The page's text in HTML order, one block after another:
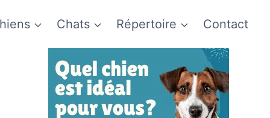
Chats Répertoire Contact